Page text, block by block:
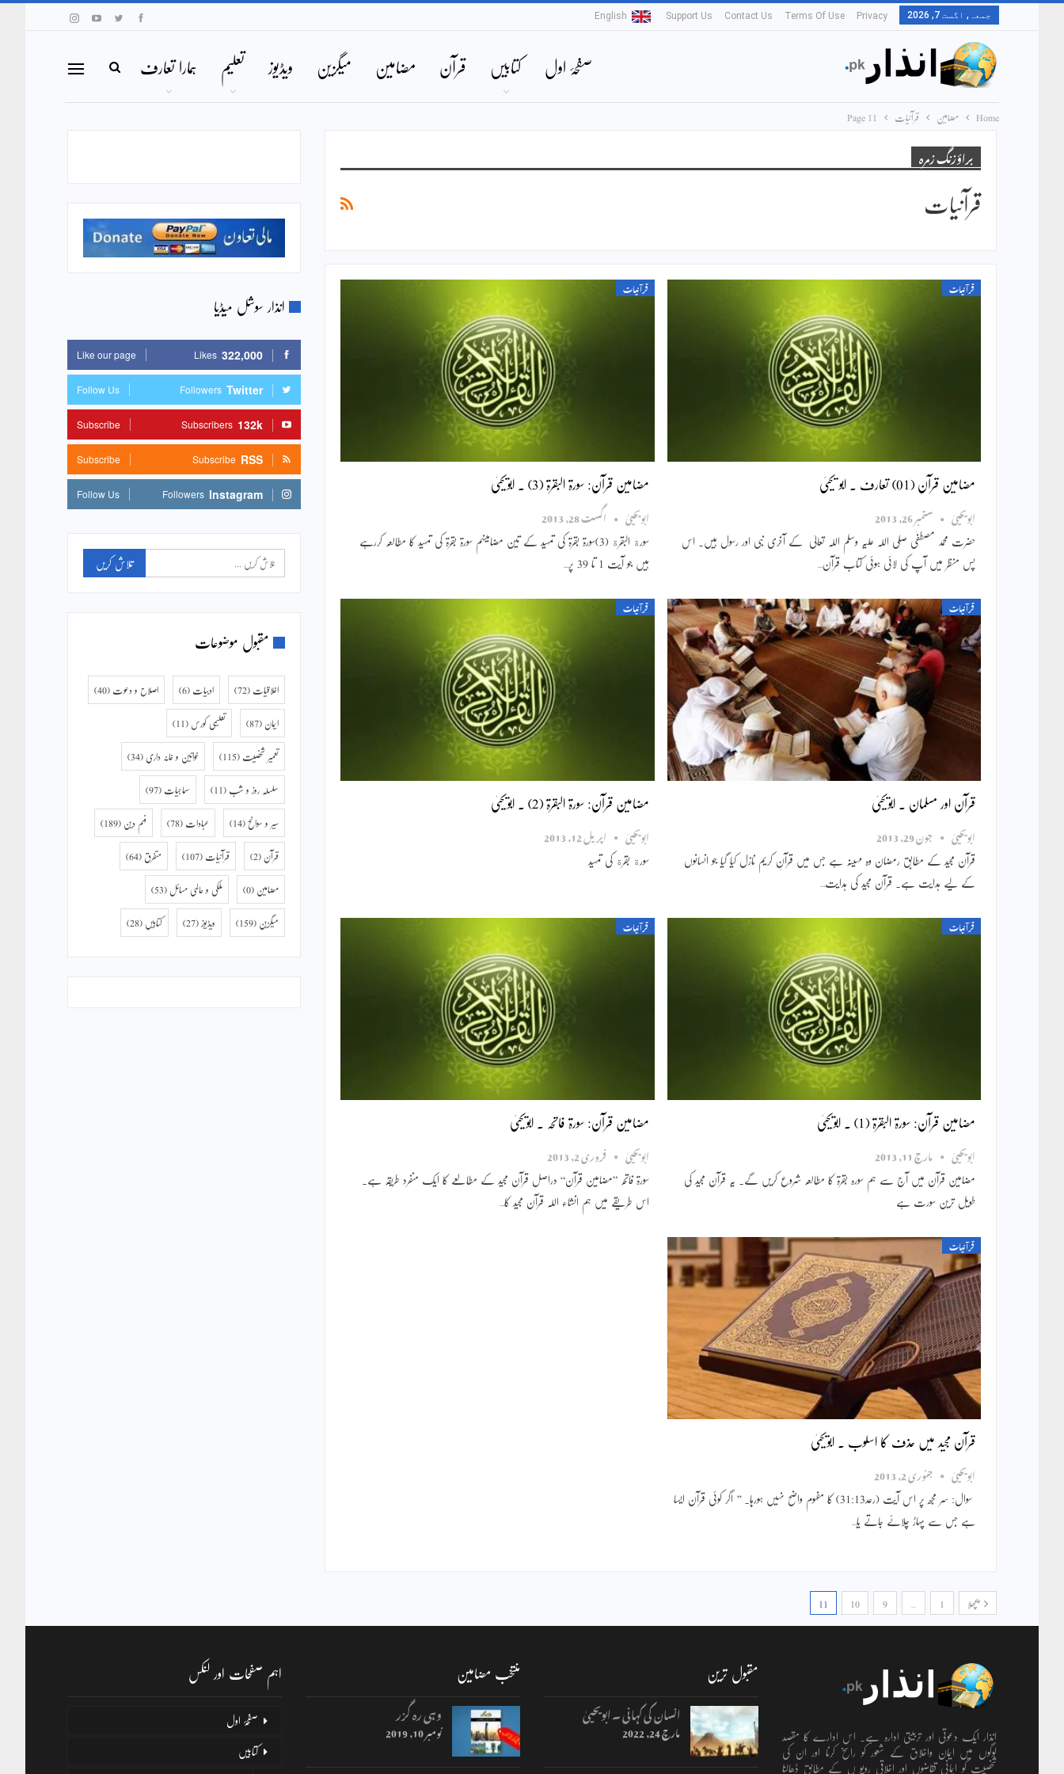
جمعہ, اگست 7, 2026 Privacy
Terms Of Use
Contact Us
Support Us
English
صفحۂ اول کتابیں قرآن مضامین میگزین ویڈیوز تعلیم ہمارا تعارف
Home مضامین قرآنیات Page 11
براؤزنگ زمرہ
قرآنیات
قرآنیات
مضامین قرآن (01) تعارف ۔ ابو یحییٰ
ابویحییٰ ستمبر 26, 2013
حضرت محمد مصطفٰی صلی اللہ علیہ وسلم اللہ تعالیٰ کے آخری نبی اور رسول ہیں۔ اس
پس منظر میں آپ کی لائی ہوئی کتاب قرآن…
قرآنیات
مضامین قرآن: سورۃ البقرۃ (3) ۔ ابویحییٰ
ابویحییٰ اگست 28, 2013
سورة البقرة (3)سورۃ بقرۃ کی تمہید کے تین مضامینہم سورۃ بقرۃ کی تمہید کا مطالعہ کررہے
ہیں جو آیت 1 تا 39 پر…
قرآنیات
قرآن اور مسلمان ۔ ابویحییٰ
ابویحییٰ جون 29, 2013
قرآن مجید کے مطابق رمضان وہ مہینہ ہے جس میں قرآنِ کریم نازل کیا گیا جو انسانوں
کے لیے ہدایت ہے۔ قرآن مجید کی ہدایت…
قرآنیات
مضامین قرآن: سورۃ البقرۃ (2) ۔ ابویحییٰ
ابویحییٰ اپریل 12, 2013
سورة بقرة کی تمہید
قرآنیات
مضامین قرآن: سورۃ البقرۃ (1) ۔ ابویحییٰ
ابویحییٰ مارچ 11, 2013
مضامین قرآن میں آج سے ہم سورہ بقرۃ کا مطالعہ شروع کریں گے۔ یہ قرآن مجید کی
طویل ترین سورت ہے
قرآنیات
مضامین قرآن: سورۃ فاتحہ ۔ ابویحییٰ
ابویحییٰ فروری 2, 2013
سورۃ فاتحہ ”مضامین قرآن“ دراصل قرآن مجید کے مطالعے کا ایک منفرد طریقہ ہے۔
اس طریقے میں ہم انشاء اللہ قرآن مجید کا…
قرآنیات
قرآن مجید میں حذف کا اسلوب ۔ ابویحییٰ
ابویحییٰ جنوری 2, 2013
سوال: سر مجھ پر اس آیت (رعد31:13) کا مفہوم واضح نہیں ہورہا۔ ’’ اگر کوئی قرآن ایسا
ہے جس سے پہاڑ چلائے جاتے یا…
پچھلا 1
9
10
11
انذار سوشل میڈیا
322,000
Likes
Like our page
Twitter
Followers
Follow Us
132k
Subscribers
Subscribe
RSS
Subscribe
Subscribe
Instagram
Followers
Follow Us
مقبول موضوعات
اخلاقیات (72) ادبیات (6) اصلاح و دعوت (40)
ایمان (87) تعلیمی کورس (11)
تعمیر شخصیت (115) خواتین و خانہ داری (34)
سلسلہ روز و شب (11) سماجیات (97)
سیر و سوانح(14) عبادات (78) فہم دین (189)
قرآن (2) قرآنیات (107) متفرق (64)
مضامین (0) ملکی و عالمی مسائل (53)
میگزین (159) ویڈیوز (27) کتابیں (28)
انذار ایک دعوتی اور تربیتی ادارہ ہے۔ اس ادارے کا مقصد
لوگوں میں ایمان واخلاق کے شعور کو راسخ کرنا اور ان کی
شخصیت کو ایمانی تقاضوں اور اخلاقی رویو ں کے مطابق ڈھالنا
مقبول ترین
انسان کی کہانی ۔ ابویحییٰ
مارچ 24, 2022
منتخب مضامین
وہی رہ گزر
نومبر 10, 2019
اہم صفحات اور لنکس
صفحۂ اول
کتابیں